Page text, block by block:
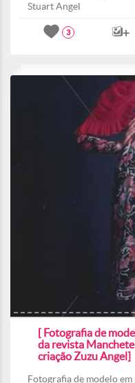
Stuart Angel
3
[ Fotografia de
da revista
criação Zuzu Angel]
Fotografia de modelo